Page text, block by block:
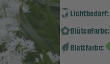
Lichtbedarf:
Blütenfarbe:
Blattfarbe: